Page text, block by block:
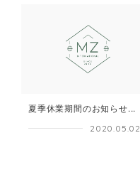
夏季休業期間のお知らせ...
2020.05.02